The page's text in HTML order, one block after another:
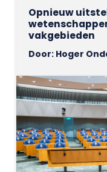
Opnieuw
vakgebieden
Door: Hoger